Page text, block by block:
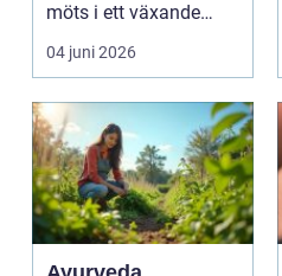
möts i ett växande
intresse för fotot...
04 juni 2026